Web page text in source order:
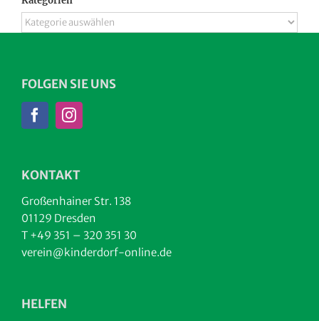
Kategorien
FOLGEN SIE UNS
KONTAKT
Großenhainer Str. 138
01129 Dresden
T +49 351 – 320 351 30
verein@kinderdorf-online.de
HELFEN